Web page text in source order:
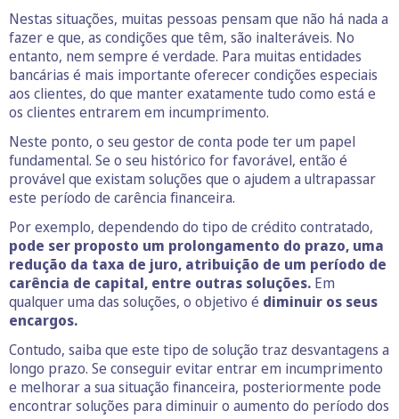
Nestas situações, muitas pessoas pensam que não há nada a
fazer e que, as condições que têm, são inalteráveis. No
entanto, nem sempre é verdade. Para muitas entidades
bancárias é mais importante oferecer condições especiais
aos clientes, do que manter exatamente tudo como está e
os clientes entrarem em incumprimento.
Neste ponto, o seu gestor de conta pode ter um papel
fundamental. Se o seu histórico for favorável, então é
provável que existam soluções que o ajudem a ultrapassar
este período de carência financeira.
Por exemplo, dependendo do tipo de crédito contratado,
pode ser proposto um prolongamento do prazo, uma
redução da taxa de juro, atribuição de um período de
carência de capital, entre outras soluções. Em
qualquer uma das soluções, o objetivo é diminuir os seus
encargos.
Contudo, saiba que este tipo de solução traz desvantagens a
longo prazo. Se conseguir evitar entrar em incumprimento
e melhorar a sua situação financeira, posteriormente pode
encontrar soluções para diminuir o aumento do período dos